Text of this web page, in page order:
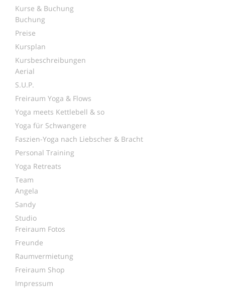
Kurse & Buchung
Buchung
Preise
Kursplan
Kursbeschreibungen
Aerial
S.U.P.
Freiraum Yoga & Flows
Yoga meets Kettlebell & so
Yoga für Schwangere
Faszien-Yoga nach Liebscher & Bracht
Personal Training
Yoga Retreats
Team
Angela
Sandy
Studio
Freiraum Fotos
Freunde
Raumvermietung
Freiraum Shop
Impressum